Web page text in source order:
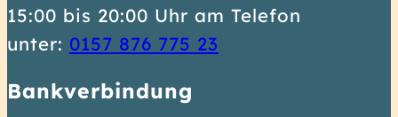
15:00 bis 20:00 Uhr am Telefon
unter: 0157 876 775 23
Bankverbindung